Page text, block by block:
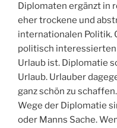
Diplomaten ergänzt in
eher trockene und
internationalen Politik.
politisch interessierten
Urlaub ist. Diplomatie
Urlaub. Urlauber
ganz schön zu
Wege der Diplomatie
oder Manns Sache.